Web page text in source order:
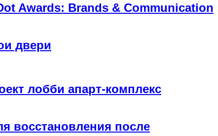
Awards: Brands & Communication
двери
лобби апарт-комплекс
восстановления после